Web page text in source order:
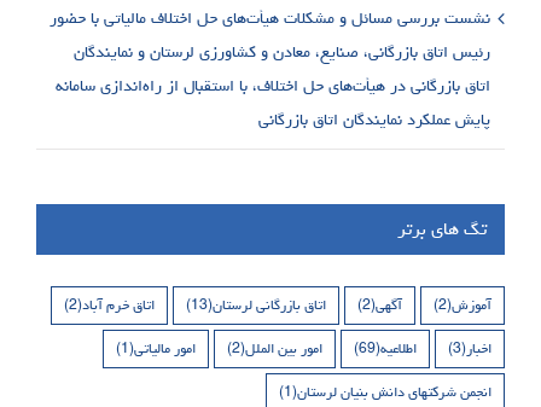
نشست بررسی مسائل و مشکلات هیأت‌های حل اختلاف مالیاتی با حضور
رئیس اتاق بازرگانی، صنایع، معادن و کشاورزی لرستان و نمایندگان
اتاق بازرگانی در هیأت‌های حل اختلاف، با استقبال از راه‌اندازی سامانه
پایش عملکرد نمایندگان اتاق بازرگانی
تگ های برتر
آموزش(2) آگهی(2) اتاق بازرگانی لرستان(13) اتاق خرم آباد(2)
اخبار(3) اطلاعیه(69) امور بین الملل(2) امور مالیاتی(1)
انجمن شرکتهای دانش بنیان لرستان(1)